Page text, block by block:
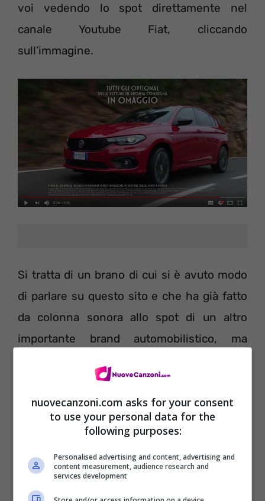
voi vedendo lo spot direttamente nel
canale Youtube Fiat, cliccando
sull’immagine.
Si tratta di un brano di cui si è avuto modo
di parlare su questo sito e che ha già fatto
da colonna sonora allo spot di un altro
importante brand automobilistico, ma
nuovecanzoni.com asks for your consent
to use your personal data for the
following purposes:
Personalised advertising and content, advertising and
content measurement, audience research and
services development